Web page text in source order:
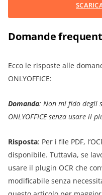
Domande
Ecco le risposte alle
ONLYOFFICE:
Domanda: Non mi fido degli
ONLYOFFICE senza usare il
Risposta: Per i file PDF,
disponibile. Tuttavia, se
usare il plugin OCR che
modificabile senza